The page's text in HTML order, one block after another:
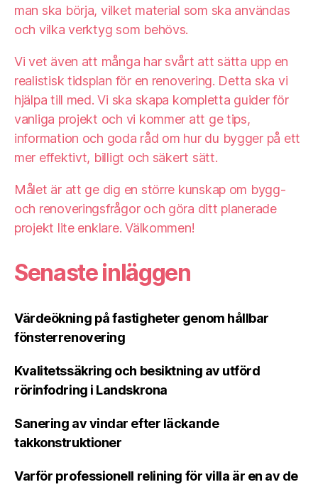
man ska börja, vilket material som ska användas
och vilka verktyg som behövs.
Vi vet även att många har svårt att sätta upp en
realistisk tidsplan för en renovering. Detta ska vi
hjälpa till med. Vi ska skapa kompletta guider för
vanliga projekt och vi kommer att ge tips,
information och goda råd om hur du bygger på ett
mer effektivt, billigt och säkert sätt.
Målet är att ge dig en större kunskap om bygg-
och renoveringsfrågor och göra ditt planerade
projekt lite enklare. Välkommen!
Senaste inläggen
Värdeökning på fastigheter genom hållbar
fönsterrenovering
Kvalitetssäkring och besiktning av utförd
rörinfodring i Landskrona
Sanering av vindar efter läckande
takkonstruktioner
Varför professionell relining för villa är en av de